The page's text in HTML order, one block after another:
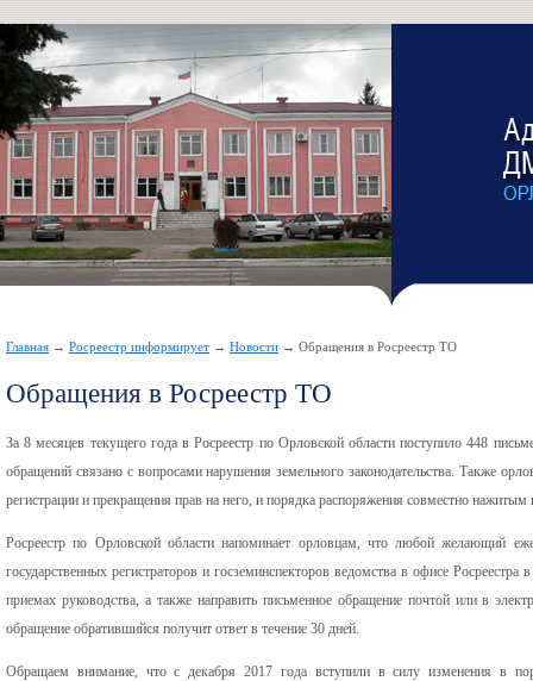
Главная → Росреестр информирует → Новости → Обращения в Росреестр ТО
Обращения в Росреестр ТО
За 8 месяцев текущего года в Росреестр по Орловской области поступило 448
обращений связано с вопросами нарушения земельного законодательства. Также
регистрации и прекращения прав на него, и порядка распоряжения совместно
Росреестр по Орловской области напоминает орловцам, что любой желающий
государственных регистраторов и госземинспекторов ведомства в офисе
приемах руководства, а также направить письменное обращение почтой или в
обращение обратившийся получит ответ в течение 30 дней.
Обращаем внимание, что с декабря 2017 года вступили в силу изменения в